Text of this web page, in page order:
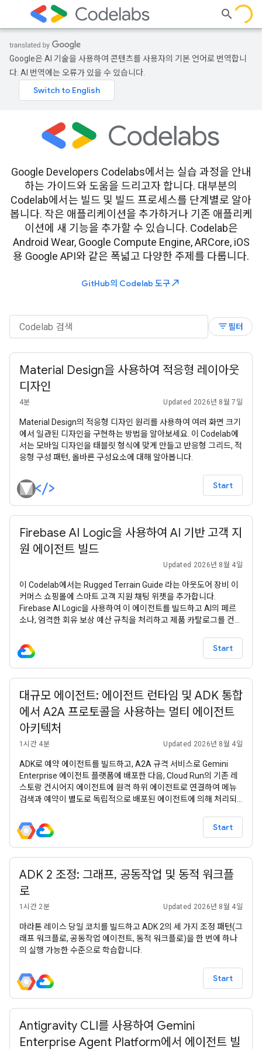
Google은 AI 기술을 사용하여 콘텐츠를 사용자의 기본 언어로 번역합니
다. AI 번역에는 오류가 있을 수 있습니다.
Google Developers Codelabs에서는 실습 과정을 안내
하는 가이드와 도움을 드리고자 합니다. 대부분의
Codelab에서는 빌드 및 빌드 프로세스를 단계별로 알아
봅니다. 작은 애플리케이션을 추가하거나 기존 애플리케
이션에 새 기능을 추가할 수 있습니다. Codelab은
Android Wear, Google Compute Engine, ARCore, iOS
용 Google API와 같은 폭넓고 다양한 주제를 다룹니다.
GitHub의 Codelab 도구north_east
filter_list필터
Material Design을 사용하여 적응형 레이아웃
디자인
4분 Updated 2026년 8월 7일
Material Design의 적응형 디자인 원리를 사용하여 여러 화면 크기
에서 일관된 디자인을 구현하는 방법을 알아보세요. 이 Codelab에
서는 모바일 디자인을 태블릿 형식에 맞게 만들고 반응형 그리드, 적
응형 구성 패턴, 올바른 구성요소에 대해 알아봅니다.
Start
Firebase AI Logic을 사용하여 AI 기반 고객 지
원 에이전트 빌드
Updated 2026년 8월 4일
이 Codelab에서는 Rugged Terrain Guide 라는 아웃도어 장비 이
커머스 쇼핑몰에 스마트 고객 지원 채팅 위젯을 추가합니다.
Firebase AI Logic을 사용하여 이 에이전트를 빌드하고 AI의 페르
소나, 엄격한 회유 보상 예산 규칙을 처리하고 제품 카탈로그를 컨텍
agent )을 구성하는 방법을 알아봅니다. 이 Codelab에서 Firebase
서비스를
Start
대규모 에이전트: 에이전트 런타임 및 ADK 통합
에서 A2A 프로토콜을 사용하는 멀티 에이전트
아키텍처
1시간 4분 Updated 2026년 8월 4일
ADK로 예약 에이전트를 빌드하고, A2A 규격 서비스로 Gemini
Enterprise 에이전트 플랫폼에 배포한 다음, Cloud Run의 기존 레
스토랑 컨시어지 에이전트에 원격 하위 에이전트로 연결하여 메뉴
검색과 예약이 별도로 독립적으로 배포된 에이전트에 의해 처리되
Start
ADK 2 조정: 그래프, 공동작업 및 동적 워크플
로
1시간 2분 Updated 2026년 8월 4일
마라톤 레이스 당일 코치를 빌드하고 ADK 2의 세 가지 조정 패턴(그
래프 워크플로, 공동작업 에이전트, 동적 워크플로)을 한 번에 하나
의 실행 가능한 수준으로 학습합니다.
Start
Antigravity CLI를 사용하여 Gemini
Enterprise Agent Platform에서 에이전트 빌